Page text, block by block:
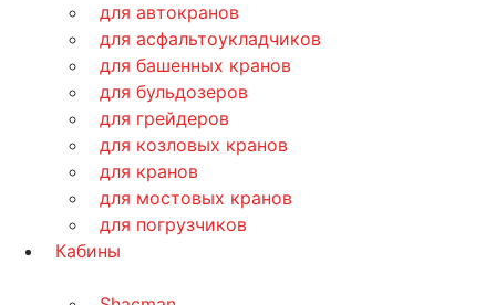
для автокранов
для асфальтоукладчиков
для башенных кранов
для бульдозеров
для грейдеров
для козловых кранов
для кранов
для мостовых кранов
для погрузчиков
Кабины